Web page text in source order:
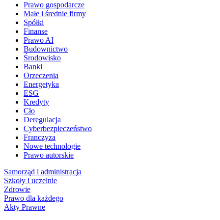
Prawo gospodarcze
Małe i średnie firmy
Spółki
Finanse
Prawo AI
Budownictwo
Środowisko
Banki
Orzeczenia
Energetyka
ESG
Kredyty
Cło
Deregulacja
Cyberbezpieczeństwo
Franczyza
Nowe technologie
Prawo autorskie
Samorząd i administracja
Szkoły i uczelnie
Zdrowie
Prawo dla każdego
Akty Prawne